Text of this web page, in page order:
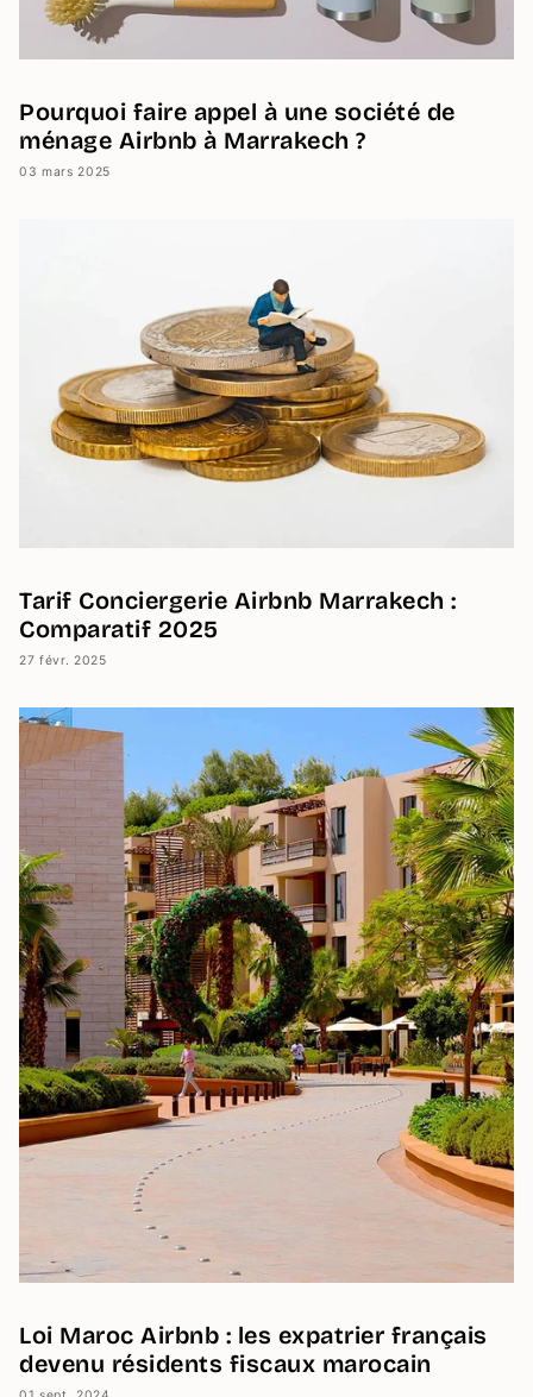
Pourquoi faire appel à une société de
ménage Airbnb à Marrakech ?
03 mars 2025
Tarif Conciergerie Airbnb Marrakech :
Comparatif 2025
27 févr. 2025
Loi Maroc Airbnb : les expatrier français
devenu résidents fiscaux marocain